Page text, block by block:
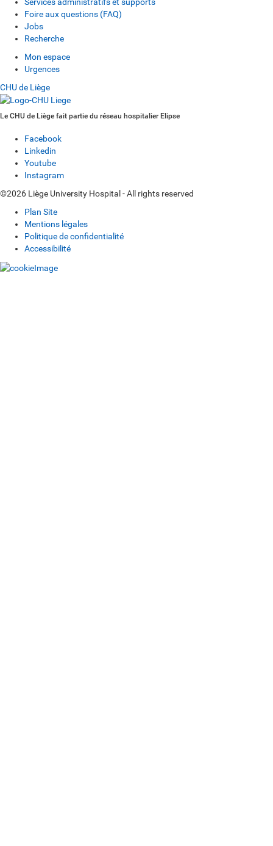
Foire aux questions (FAQ)
Jobs
Recherche
Mon espace
Urgences
CHU de Liège
Le CHU de Liège fait partie du réseau hospitalier Elipse
Facebook
Linkedin
Youtube
Instagram
©2026 Liège University Hospital - All rights reserved
Plan Site
Mentions légales
Politique de confidentialité
Accessibilité